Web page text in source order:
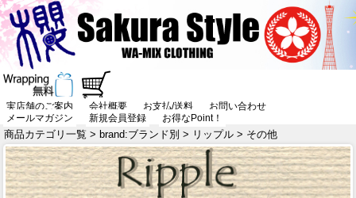
実店舗のご案内 会社概要 お支払/送料
お問い合わせ
メールマガジン
新規会員登録 お得なPoint！
商品カテゴリ一覧 > brand:ブランド別 > リップル > その他